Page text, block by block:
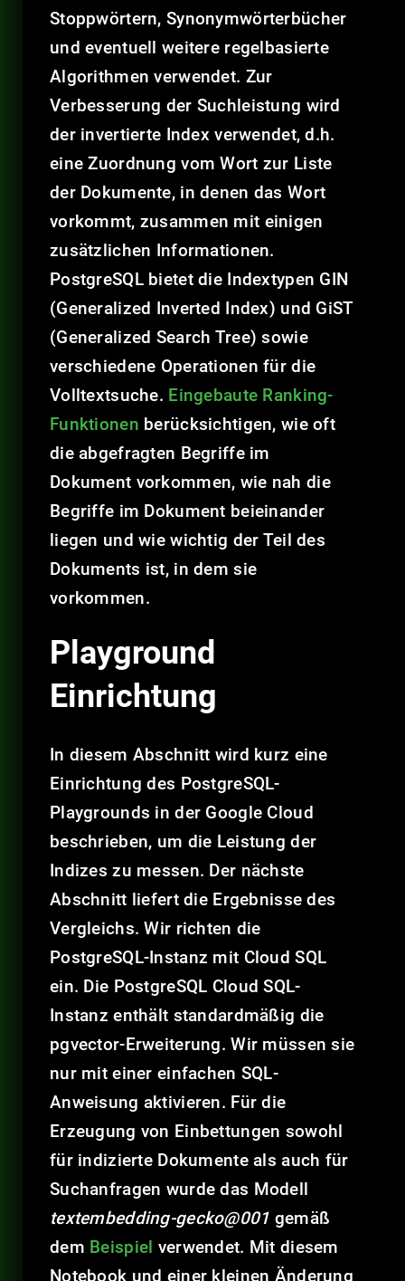
Stoppwörtern, Synonymwörterbücher
und eventuell weitere regelbasierte
Algorithmen verwendet. Zur
Verbesserung der Suchleistung wird
der invertierte Index verwendet, d.h.
eine Zuordnung vom Wort zur Liste
der Dokumente, in denen das Wort
vorkommt, zusammen mit einigen
zusätzlichen Informationen.
PostgreSQL bietet die Indextypen GIN
(Generalized Inverted Index) und GiST
(Generalized Search Tree) sowie
verschiedene Operationen für die
Volltextsuche. Eingebaute Ranking-
Funktionen berücksichtigen, wie oft
die abgefragten Begriffe im
Dokument vorkommen, wie nah die
Begriffe im Dokument beieinander
liegen und wie wichtig der Teil des
Dokuments ist, in dem sie
vorkommen.
Playground
Einrichtung
In diesem Abschnitt wird kurz eine
Einrichtung des PostgreSQL-
Playgrounds in der Google Cloud
beschrieben, um die Leistung der
Indizes zu messen. Der nächste
Abschnitt liefert die Ergebnisse des
Vergleichs. Wir richten die
PostgreSQL-Instanz mit Cloud SQL
ein. Die PostgreSQL Cloud SQL-
Instanz enthält standardmäßig die
pgvector-Erweiterung. Wir müssen sie
nur mit einer einfachen SQL-
Anweisung aktivieren. Für die
Erzeugung von Einbettungen sowohl
für indizierte Dokumente als auch für
Suchanfragen wurde das Modell
textembedding-gecko@001 gemäß
dem Beispiel verwendet. Mit diesem
Notebook und einer kleinen Änderung